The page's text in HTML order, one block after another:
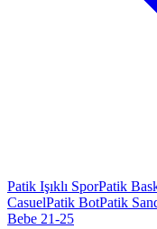
Patik Işıklı SporPatik
CasuelPatik BotPatik
Bebe 21-25